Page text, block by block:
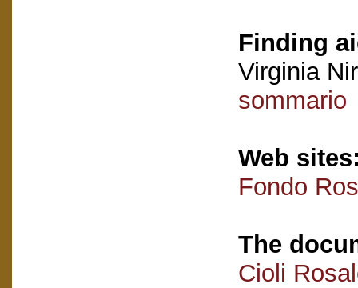
Finding
Virginia
sommario
Web
Fondo
The
Cioli